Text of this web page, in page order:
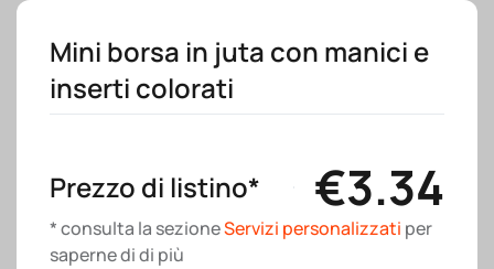
Mini borsa in juta con manici e
inserti colorati
Prezzo di listino* €3.34
* consulta la sezioneServizi personalizzati per
saperne di di più